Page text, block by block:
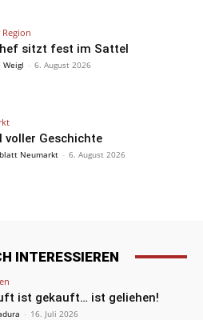
sitzt fest im Sattel
Weigl - 6. August 2026
voller Geschichte
Neumarkt - 6. August 2026
INTERESSIEREN
ist gekauft… ist geliehen!
- 16. Juli 2026